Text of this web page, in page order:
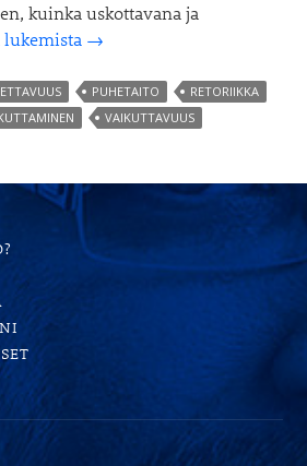
kuinka uskottavana ja
lukemista Kuinka
todella
vaikuttava
→
PUHETAITO
RETORIIKKA
VAIKUTTAVUUS